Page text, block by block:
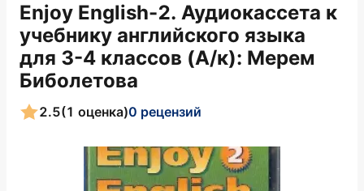
Enjoy English-2. Аудиокассета к
учебнику английского языка
для 3-4 классов (А/к): Мерем
Биболетова
2.5(1 оценка)0 рецензий